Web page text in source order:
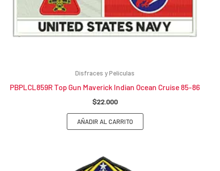
Disfraces y Películas
PBPLCL859R Top Gun Maverick Indian Ocean Cruise 85-86
$22.000
AÑADIR AL CARRITO